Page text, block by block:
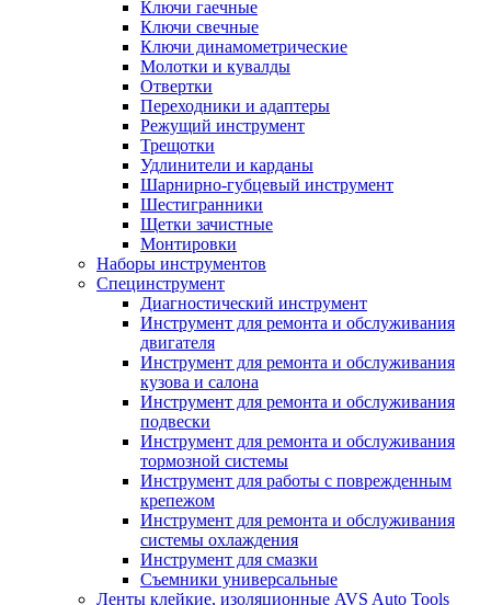
Ключи гаечные
Ключи свечные
Ключи динамометрические
Молотки и кувалды
Отвертки
Переходники и адаптеры
Режущий инструмент
Трещотки
Удлинители и карданы
Шарнирно-губцевый инструмент
Шестигранники
Щетки зачистные
Монтировки
Наборы инструментов
Специнструмент
Диагностический инструмент
Инструмент для ремонта и обслуживания
двигателя
Инструмент для ремонта и обслуживания
кузова и салона
Инструмент для ремонта и обслуживания
подвески
Инструмент для ремонта и обслуживания
тормозной системы
Инструмент для работы с поврежденным
крепежом
Инструмент для ремонта и обслуживания
системы охлаждения
Инструмент для смазки
Съемники универсальные
Ленты клейкие, изоляционные AVS Auto Tools